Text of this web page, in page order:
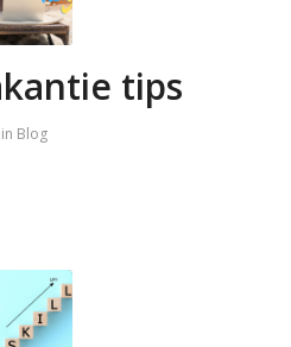
tips
in Blog